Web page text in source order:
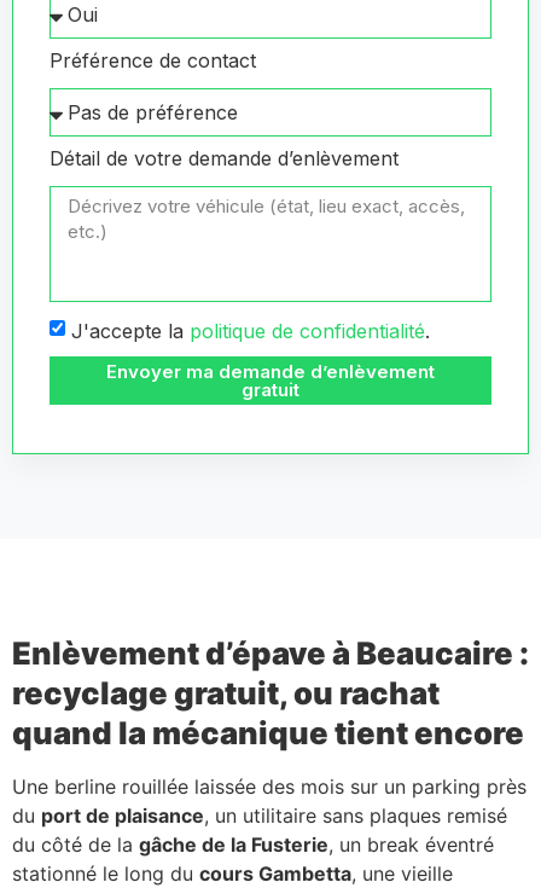
Préférence de contact
Détail de votre demande d’enlèvement
J'accepte la politique de confidentialité.
Envoyer ma demande d’enlèvement
gratuit
Enlèvement d’épave à Beaucaire :
recyclage gratuit, ou rachat
quand la mécanique tient encore
Une berline rouillée laissée des mois sur un parking près
du port de plaisance, un utilitaire sans plaques remisé
du côté de la gâche de la Fusterie, un break éventré
stationné le long du cours Gambetta, une vieille